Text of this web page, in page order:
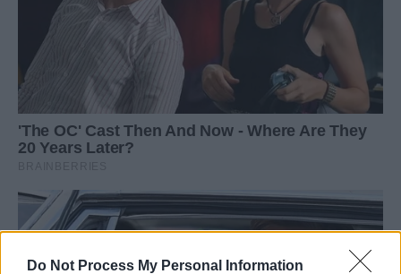
Do Not Process My Personal Information